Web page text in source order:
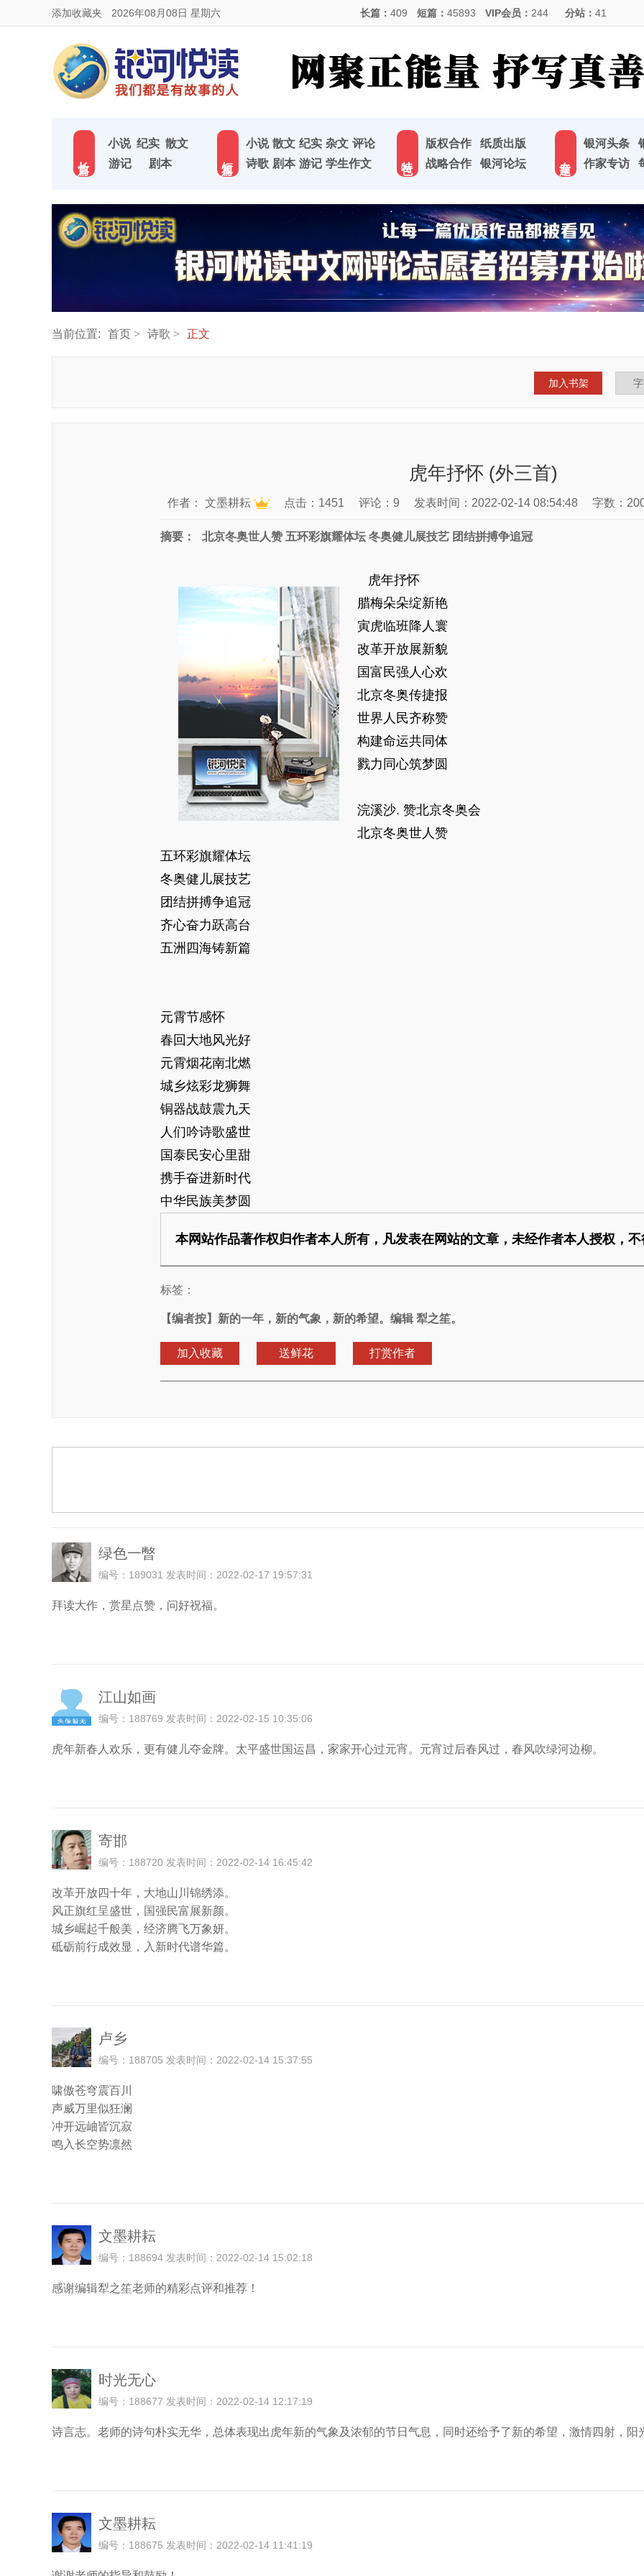
添加收藏夹 2026年08月08日 星期六 长篇： 409 短篇： 45893 VIP会员： 244 分站： 41
小说 纪实 散文
游记
剧本
小说 散文 纪实 杂文 评论
诗歌 剧本 游记 学生作文
版权合作
纸质出版
战略合作
银河论坛
银河头条
作家专访
当前位置: 首页 诗歌 正文
加入书架
虎年抒怀 (外三首)
作者： 文墨耕耘 点击：1451 评论：9 发表时间：2022-02-14 08:54:48 字数：
摘要： 北京冬奥世人赞 五环彩旗耀体坛 冬奥健儿展技艺 团结拼搏争追冠
虎年抒怀
腊梅朵朵绽新艳
寅虎临班降人寰
改革开放展新貌
国富民强人心欢
北京冬奥传捷报
世界人民齐称赞
构建命运共同体
戮力同心筑梦圆
浣溪沙. 赞北京冬奥会
北京冬奥世人赞
五环彩旗耀体坛
冬奥健儿展技艺
团结拼搏争追冠
齐心奋力跃高台
五洲四海铸新篇
元霄节感怀
春回大地风光好
元霄烟花南北燃
城乡炫彩龙狮舞
铜器战鼓震九天
人们吟诗歌盛世
国泰民安心里甜
携手奋进新时代
中华民族美梦圆
本网站作品著作权归作者本人所有，凡发表在网站的文章，未经作者本人授权，
标签：
【编者按】 新的一年，新的气象，新的希望。编辑 犁之笙。
加入收藏 送鲜花 打赏作者
绿色一暼
编号：189031 发表时间：2022-02-17 19:57:31
拜读大作，赏星点赞，问好祝福。
江山如画
编号：188769 发表时间：2022-02-15 10:35:06
虎年新春人欢乐，更有健儿夺金牌。太平盛世国运昌，家家开心过元宵。元宵过后春风过，春风吹绿河边柳。
寄邯
编号：188720 发表时间：2022-02-14 16:45:42
改革开放四十年，大地山川锦绣添。
风正旗红呈盛世，国强民富展新颜。
城乡崛起千般美，经济腾飞万象妍。
砥砺前行成效显，入新时代谱华篇。
卢乡
编号：188705 发表时间：2022-02-14 15:37:55
啸傲苍穹震百川
声威万里似狂澜
冲开远岫皆沉寂
鸣入长空势凛然
文墨耕耘
编号：188694 发表时间：2022-02-14 15:02:18
感谢编辑犁之笙老师的精彩点评和推荐！
时光无心
编号：188677 发表时间：2022-02-14 12:17:19
诗言志。老师的诗句朴实无华，总体表现出虎年新的气象及浓郁的节日气息，同时还给予了新的希望，激情四射，
文墨耕耘
编号：188675 发表时间：2022-02-14 11:41:19